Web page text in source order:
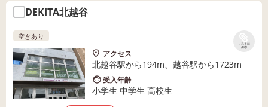
DEKITA北越谷
リストに
保存
空きあり
アクセス
北越谷駅から194m、越谷駅から1723m
受入年齢
小学生 中学生 高校生